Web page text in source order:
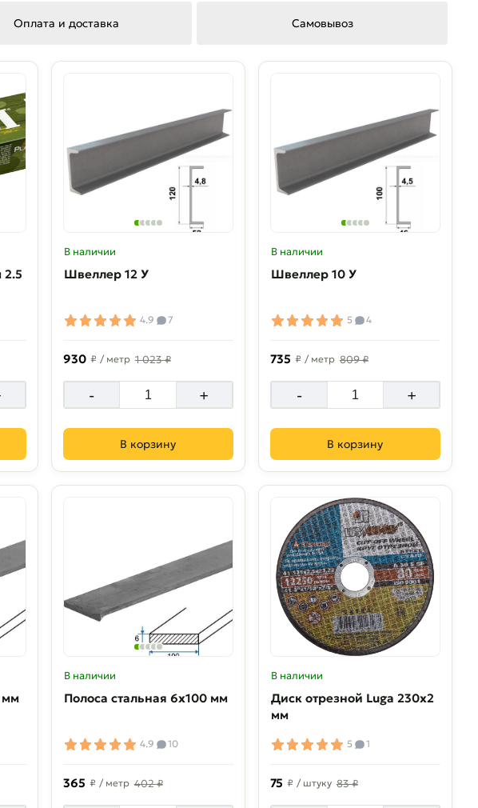
Оплата и доставка Самовывоз
В наличии
Швеллер 12 У
4.9 7
930 ₽ / метр 1 023 ₽
- +
В корзину
В наличии
Швеллер 10 У
5 4
735 ₽ / метр 809 ₽
- +
В корзину
мм
В наличии
Полоса стальная 6х100 мм
4.9 10
365 ₽ / метр 402 ₽
В наличии
Диск отрезной Luga 230х2
мм
5 1
75 ₽ / штуку 83 ₽